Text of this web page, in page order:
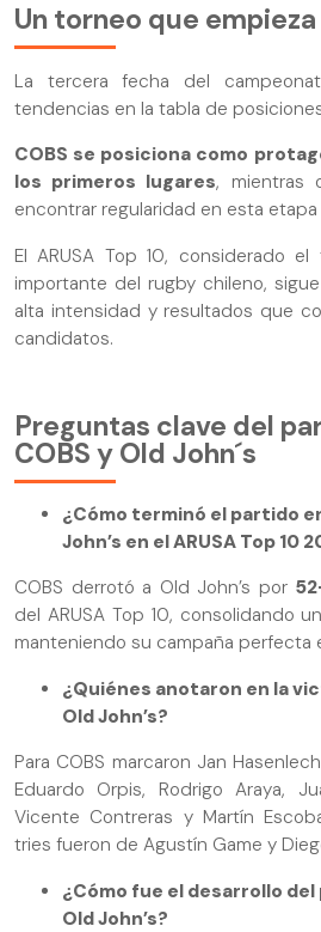
Un torneo que
La tercera fecha del
tendencias en la tabla de
COBS se posiciona como
los primeros lugares, mientras
encontrar regularidad en esta etapa
El ARUSA Top 10, considerado
importante del rugby chileno,
alta intensidad y resultados que
candidatos.
Preguntas clave del
COBS y Old John´s
¿Cómo terminó el partido
John’s en el ARUSA Top 10
COBS derrotó a Old John’s por
del ARUSA Top 10, consolidando
manteniendo su campaña perfecta
¿Quiénes anotaron en la
Old John’s?
Para COBS marcaron Jan
Eduardo Orpis, Rodrigo Araya,
Vicente Contreras y Martín
tries fueron de Agustín Game y
¿Cómo fue el desarrollo
Old John’s?